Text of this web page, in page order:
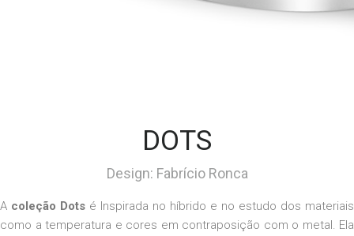
DOTS
Design: Fabrício Ronca
A coleção Dots é Inspirada no híbrido e no estudo dos materiais
como a temperatura e cores em contraposição com o metal. Ela